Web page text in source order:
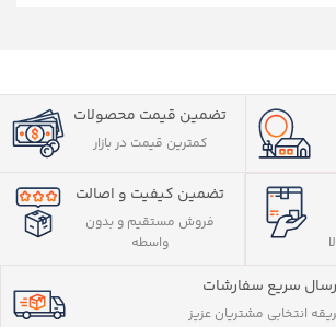
تضمین قیمت محصولات
کمترین قیمت در بازار
تضمین کیفیت و اصالت
فروش مستقیم و بدون
واسطه
سریع سفارشات
انتخابی مشتریان عزیز